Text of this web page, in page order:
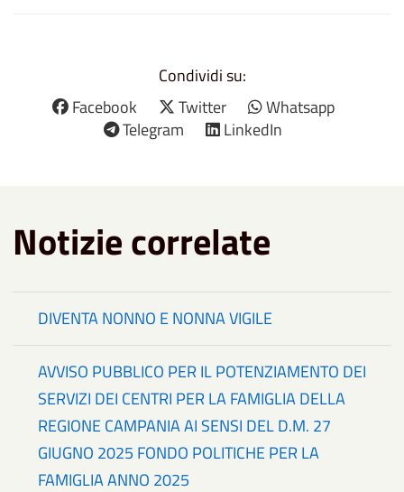
Condividi su:
Facebook
Twitter
Whatsapp
Telegram
LinkedIn
Notizie correlate
DIVENTA NONNO E NONNA VIGILE
AVVISO PUBBLICO PER IL POTENZIAMENTO DEI
SERVIZI DEI CENTRI PER LA FAMIGLIA DELLA
REGIONE CAMPANIA AI SENSI DEL D.M. 27
GIUGNO 2025 FONDO POLITICHE PER LA
FAMIGLIA ANNO 2025